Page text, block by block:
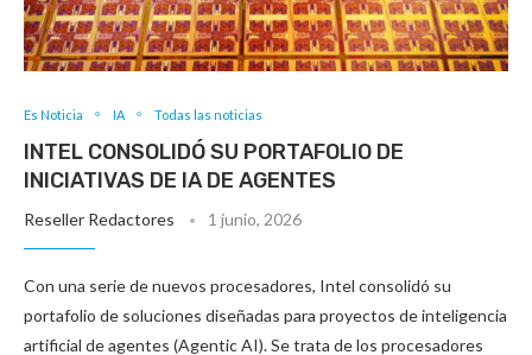
Es Noticia IA Todas las noticias
INTEL CONSOLIDÓ SU PORTAFOLIO DE
INICIATIVAS DE IA DE AGENTES
Reseller Redactores 1 junio, 2026
Con una serie de nuevos procesadores, Intel consolidó su
portafolio de soluciones diseñadas para proyectos de inteligencia
artificial de agentes (Agentic AI). Se trata de los procesadores